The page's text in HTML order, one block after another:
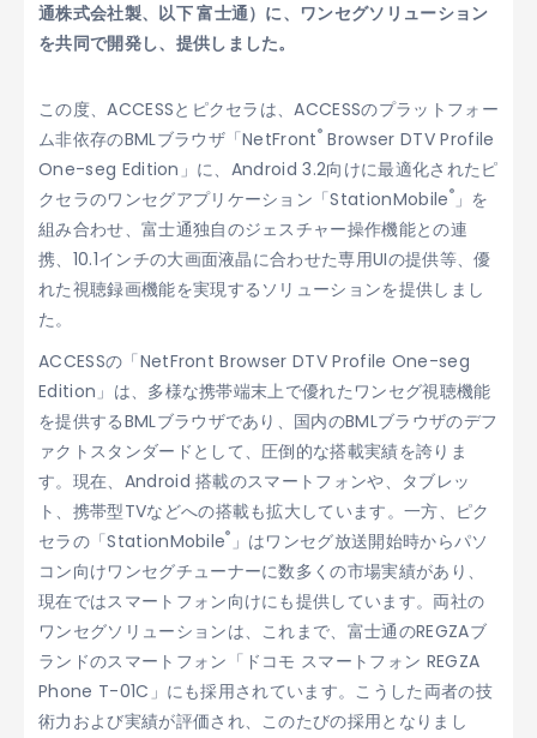
通株式会社製、以下 富士通）に、ワンセグソリューション
を共同で開発し、提供しました。
この度、ACCESSとピクセラは、ACCESSのプラットフォー
ム非依存のBMLブラウザ「NetFront® Browser DTV Profile
One-seg Edition」に、Android 3.2向けに最適化されたピ
クセラのワンセグアプリケーション「StationMobile®」を
組み合わせ、富士通独自のジェスチャー操作機能との連
携、10.1インチの大画面液晶に合わせた専用UIの提供等、優
れた視聴録画機能を実現するソリューションを提供しまし
た。
ACCESSの「NetFront Browser DTV Profile One-seg
Edition」は、多様な携帯端末上で優れたワンセグ視聴機能
を提供するBMLブラウザであり、国内のBMLブラウザのデフ
ァクトスタンダードとして、圧倒的な搭載実績を誇りま
す。現在、Android 搭載のスマートフォンや、タブレッ
ト、携帯型TVなどへの搭載も拡大しています。一方、ピク
セラの「StationMobile® 」はワンセグ放送開始時からパソ
コン向けワンセグチューナーに数多くの市場実績があり、
現在ではスマートフォン向けにも提供しています。両社の
ワンセグソリューションは、これまで、富士通のREGZAブ
ランドのスマートフォン「ドコモ スマートフォン REGZA
Phone T-01C」にも採用されています。こうした両者の技
術力および実績が評価され、このたびの採用となりまし